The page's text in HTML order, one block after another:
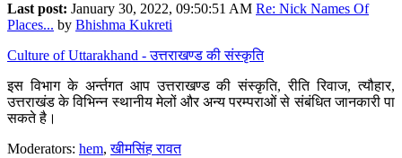
Last post: January 30, 2022, 09:50:51 AM Re: Nick Names Of
Places... by Bhishma Kukreti
Culture of Uttarakhand - उत्तराखण्ड की संस्कृति
इस विभाग के अर्न्तगत आप उत्तराखण्ड की संस्कृति, रीति रिवाज, त्यौहार,
उत्तराखंड के विभिन्न स्थानीय मेलों और अन्य परम्पराओं से संबंधित जानकारी पा
सकते है।
Moderators: hem,खीमसिंह रावत